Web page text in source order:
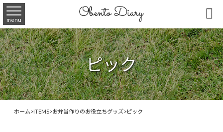
menu 
ピック
ホーム>ITEMS>お弁当作りのお役立ちグッズ>ピック